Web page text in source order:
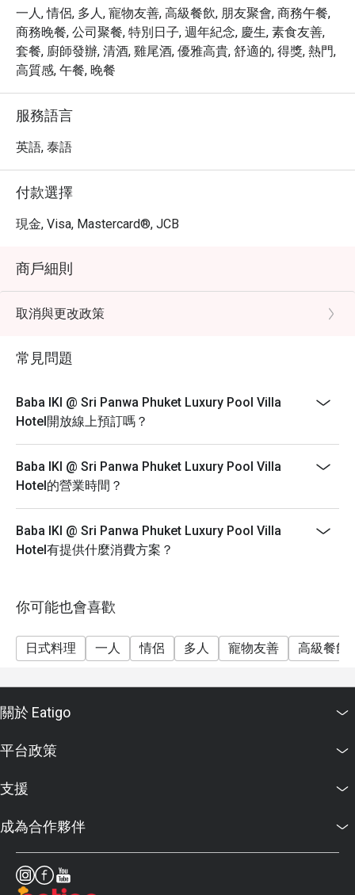
一人, 情侶, 多人, 寵物友善, 高級餐飲, 朋友聚會, 商務午餐,
商務晚餐, 公司聚餐, 特別日子, 週年紀念, 慶生, 素食友善,
套餐, 廚師發辦, 清酒, 雞尾酒, 優雅高貴, 舒適的, 得獎, 熱門,
高質感, 午餐, 晚餐
服務語言
英語, 泰語
付款選擇
現金, Visa, Mastercard®, JCB
商戶細則
取消與更改政策
常見問題
Baba IKI @ Sri Panwa Phuket Luxury Pool Villa
Hotel開放線上預訂嗎？
Baba IKI @ Sri Panwa Phuket Luxury Pool Villa
Hotel的營業時間？
Baba IKI @ Sri Panwa Phuket Luxury Pool Villa
Hotel有提供什麼消費方案？
你可能也會喜歡
日式料理 一人 情侶 多人 寵物友善 高級餐飲
關於 Eatigo
平台政策
支援
成為合作夥伴